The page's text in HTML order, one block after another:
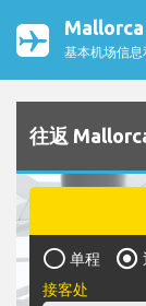
Mallorca
基本机场信息
往返
单程
接客处